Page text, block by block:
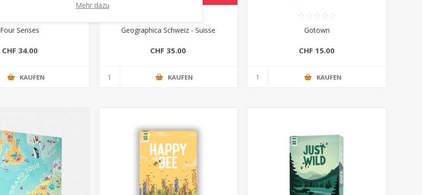
Four Senses
CHF 34.00
KAUFEN
Geographica Schweiz - Suisse
CHF 35.00
KAUFEN
Gotown
CHF 15.00
KAUFEN
Mehr dazu